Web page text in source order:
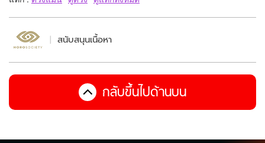
สนับสนุนเนื้อหา
กลับขึ้นไปด้านบน